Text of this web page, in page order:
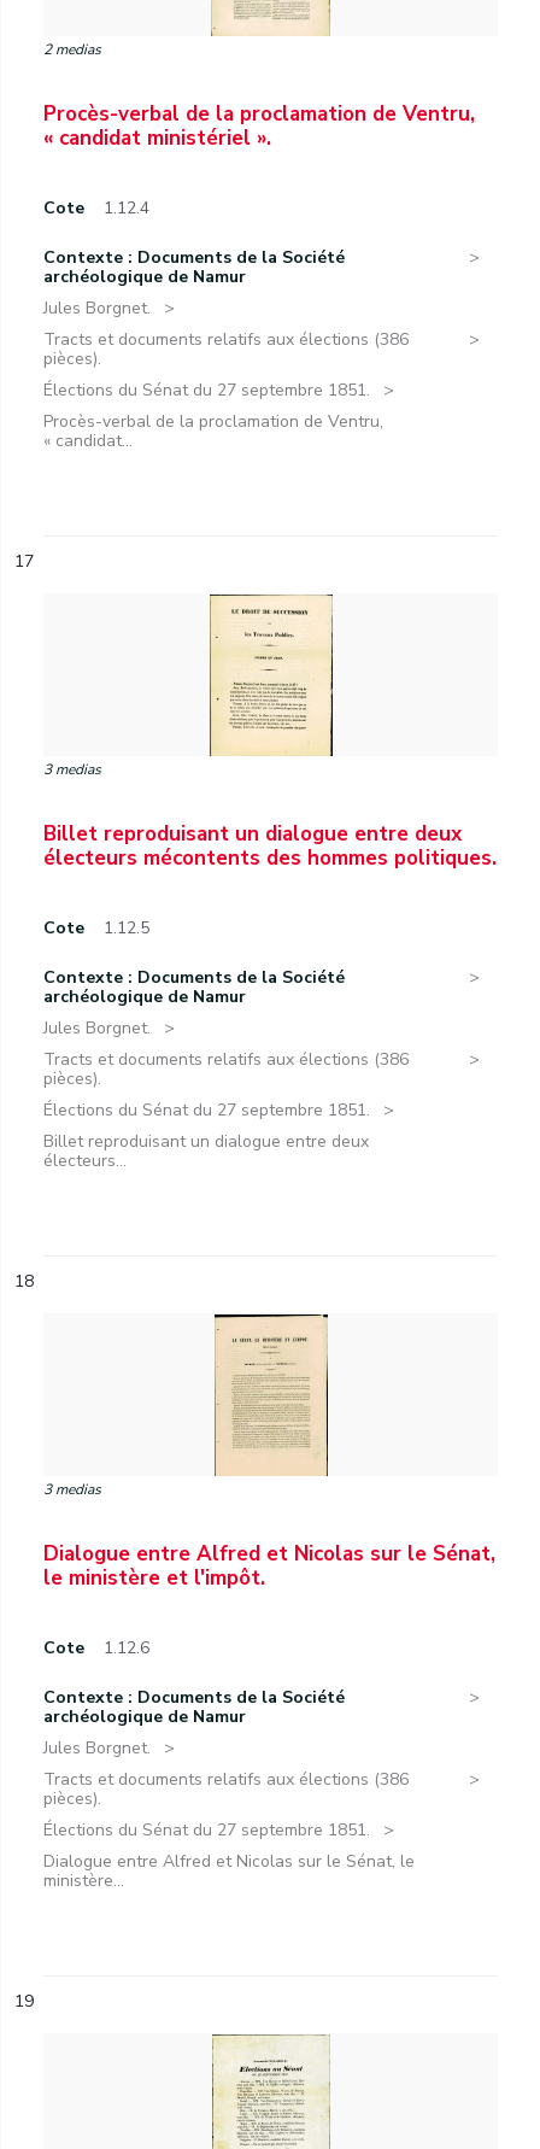
2 medias
Procès-verbal de la proclamation de Ventru,
« candidat ministériel ».
Cote 1.12.4
Contexte : Documents de la Société
archéologique de Namur
Jules Borgnet.
Tracts et documents relatifs aux élections (386
pièces).
Élections du Sénat du 27 septembre 1851.
Procès-verbal de la proclamation de Ventru,
« candidat...
17
3 medias
Billet reproduisant un dialogue entre deux
électeurs mécontents des hommes politiques.
Cote 1.12.5
Contexte : Documents de la Société
archéologique de Namur
Jules Borgnet.
Tracts et documents relatifs aux élections (386
pièces).
Élections du Sénat du 27 septembre 1851.
Billet reproduisant un dialogue entre deux
électeurs...
18
3 medias
Dialogue entre Alfred et Nicolas sur le Sénat,
le ministère et l'impôt.
Cote 1.12.6
Contexte : Documents de la Société
archéologique de Namur
Jules Borgnet.
Tracts et documents relatifs aux élections (386
pièces).
Élections du Sénat du 27 septembre 1851.
Dialogue entre Alfred et Nicolas sur le Sénat, le
ministère...
19